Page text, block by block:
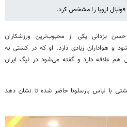
اروپا را مشخص کرد.
یزدانی یکی از محبوب‌ترین ورزشکاران
و هواداران زیادی دارد. او که در کشتی به
هم علاقه دارد و گفته می‌شود در لیگ ایران
با لباس بارسلونا حاضر شده تا نشان دهد